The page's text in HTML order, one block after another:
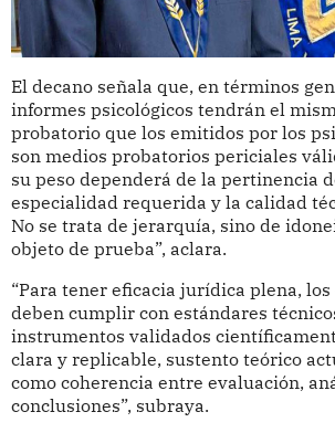
El decano señala que, en términos
informes psicológicos tendrán el
probatorio que los emitidos por los
son medios probatorios periciales
su peso dependerá de la pertinencia
especialidad requerida y la calidad
No se trata de jerarquía, sino de
objeto de prueba”, aclara.
“Para tener eficacia jurídica plena,
deben cumplir con estándares
instrumentos validados
clara y replicable, sustento teórico
como coherencia entre evaluación,
conclusiones”, subraya.